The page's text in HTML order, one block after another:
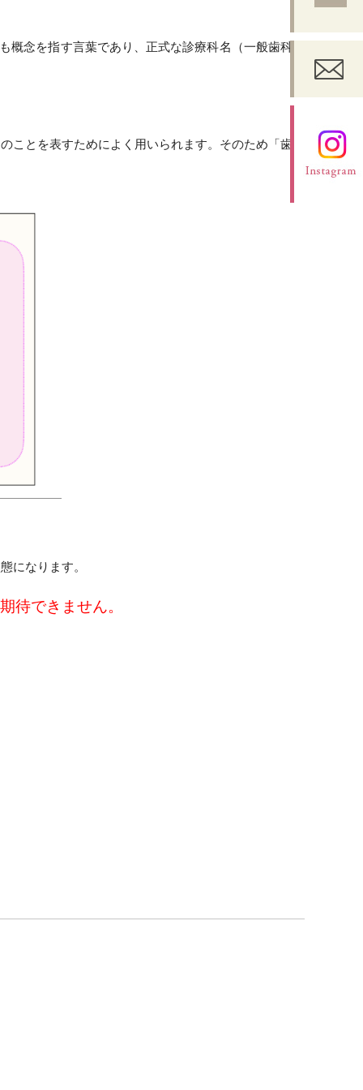
念を指す言葉であり、正式な診療科名（一般歯科・
こと を表すためによく用いられます。そのため「歯科
になります。
待できません。